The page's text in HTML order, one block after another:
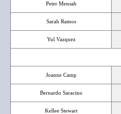
Peter Mensah
Sarah Ramos
Yul Vazquez
Joanne Camp
Bernardo Saracino
Kellee Stewart